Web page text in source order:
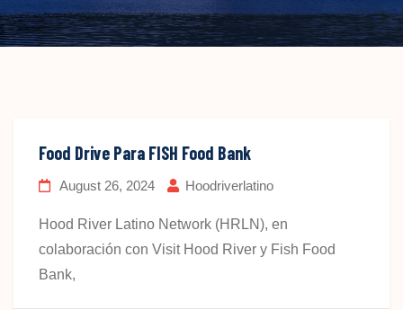
Food Drive Para FISH Food Bank
August 26, 2024 Hoodriverlatino
Hood River Latino Network (HRLN), en
colaboración con Visit Hood River y Fish Food
Bank,